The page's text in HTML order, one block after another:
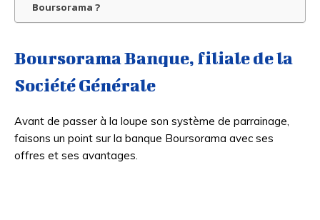
Boursorama ?
Boursorama Banque, filiale de la
Société Générale
Avant de passer à la loupe son système de parrainage,
faisons un point sur la banque Boursorama avec ses
offres et ses avantages.